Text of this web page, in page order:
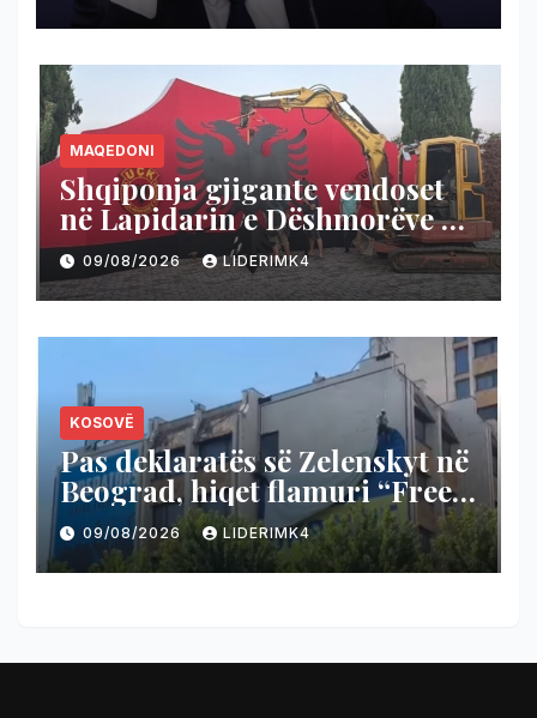
MAQEDONI
Shqiponja gjigante vendoset
në Lapidarin e Dëshmorëve në
fshatin Hotël të Likovës
(Kumanovë)
09/08/2026 LIDERIMK4
KOSOVË
Pas deklaratës së Zelenskyt në
Beograd, hiqet flamuri “Free
Ukraine” në Prishtinë (Video)
09/08/2026 LIDERIMK4